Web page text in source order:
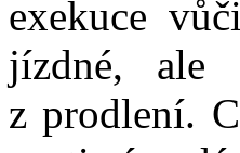
exekuce
jízdné, ale
z prodlení.